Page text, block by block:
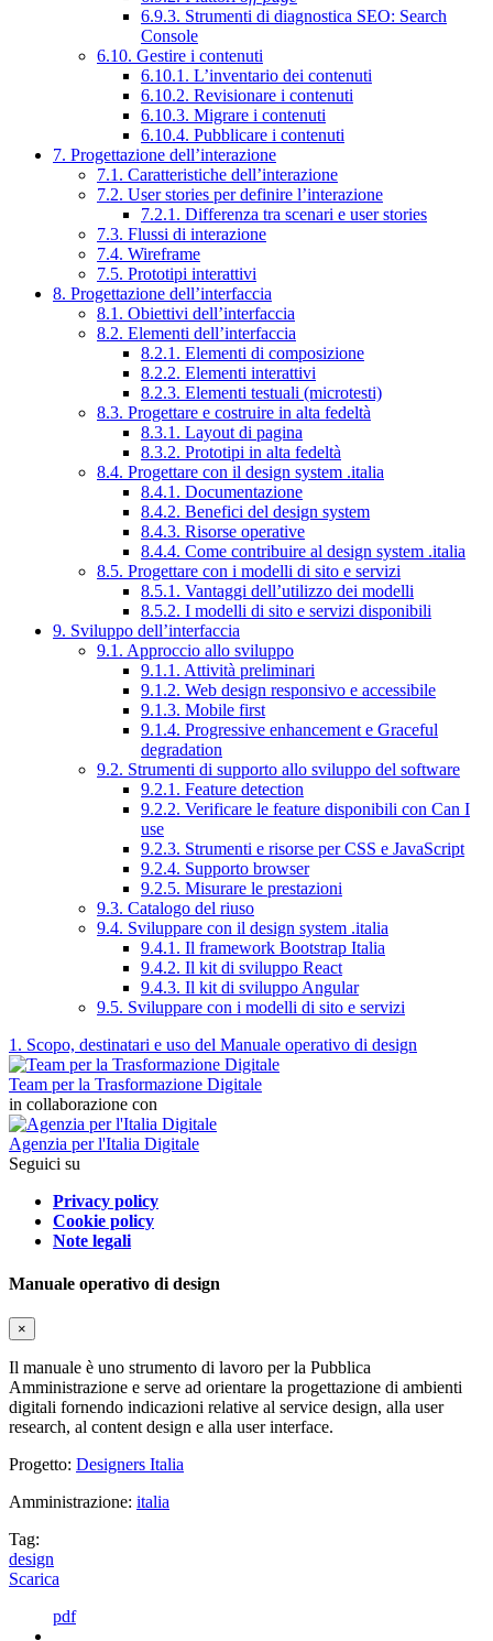
6.9.3. Strumenti di diagnostica SEO: Search
Console
6.10. Gestire i contenuti
6.10.1. L’inventario dei contenuti
6.10.2. Revisionare i contenuti
6.10.3. Migrare i contenuti
6.10.4. Pubblicare i contenuti
7. Progettazione dell’interazione
7.1. Caratteristiche dell’interazione
7.2. User stories per definire l’interazione
7.2.1. Differenza tra scenari e user stories
7.3. Flussi di interazione
7.4. Wireframe
7.5. Prototipi interattivi
8. Progettazione dell’interfaccia
8.1. Obiettivi dell’interfaccia
8.2. Elementi dell’interfaccia
8.2.1. Elementi di composizione
8.2.2. Elementi interattivi
8.2.3. Elementi testuali (microtesti)
8.3. Progettare e costruire in alta fedeltà
8.3.1. Layout di pagina
8.3.2. Prototipi in alta fedeltà
8.4. Progettare con il design system .italia
8.4.1. Documentazione
8.4.2. Benefici del design system
8.4.3. Risorse operative
8.4.4. Come contribuire al design system .italia
8.5. Progettare con i modelli di sito e servizi
8.5.1. Vantaggi dell’utilizzo dei modelli
8.5.2. I modelli di sito e servizi disponibili
9. Sviluppo dell’interfaccia
9.1. Approccio allo sviluppo
9.1.1. Attività preliminari
9.1.2. Web design responsivo e accessibile
9.1.3. Mobile first
9.1.4. Progressive enhancement e Graceful
degradation
9.2. Strumenti di supporto allo sviluppo del software
9.2.1. Feature detection
9.2.2. Verificare le feature disponibili con Can I
use
9.2.3. Strumenti e risorse per CSS e JavaScript
9.2.4. Supporto browser
9.2.5. Misurare le prestazioni
9.3. Catalogo del riuso
9.4. Sviluppare con il design system .italia
9.4.1. Il framework Bootstrap Italia
9.4.2. Il kit di sviluppo React
9.4.3. Il kit di sviluppo Angular
9.5. Sviluppare con i modelli di sito e servizi
1. Scopo, destinatari e uso del Manuale operativo di design
Team per la Trasformazione Digitale
in collaborazione con
Agenzia per l'Italia Digitale
Seguici su
Privacy policy
Cookie policy
Note legali
Manuale operativo di design
×
Il manuale è uno strumento di lavoro per la Pubblica
Amministrazione e serve ad orientare la progettazione di ambienti
digitali fornendo indicazioni relative al service design, alla user
research, al content design e alla user interface.
Progetto: Designers Italia
Amministrazione: italia
Tag:
design
Scarica
pdf